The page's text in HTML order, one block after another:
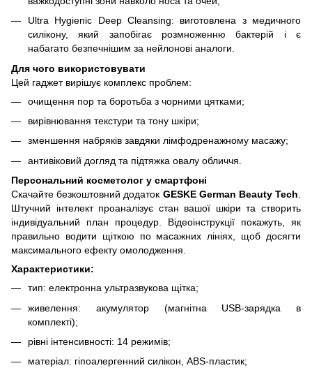
Ultra Hygienic Deep Cleansing: виготовлена з медичного
силікону, який запобігає розмноженню бактерій і є
набагато безпечнішим за нейлонові аналоги.
Для чого використовувати
Цей гаджет вирішує комплекс проблем:
очищення пор та боротьба з чорними цятками;
вирівнювання текстури та тону шкіри;
зменшення набряків завдяки лімфодренажному масажу;
антивіковий догляд та підтяжка овалу обличчя.
Персональний косметолог у смартфоні
Скачайте безкоштовний додаток GESKE German Beauty Tech
Штучний інтелект проаналізує стан вашої шкіри та створить
індивідуальний план процедур. Відеоінструкції покажуть, як
правильно водити щіткою по масажних лініях, щоб досягти
максимального ефекту омолодження.
Характеристики:
тип: електронна ультразвукова щітка;
живелення: акумулятор (магнітна USB-зарядка в
комплекті);
рівні інтенсивності: 14 режимів;
матеріал: гіпоалергенний силікон, ABS-пластик;